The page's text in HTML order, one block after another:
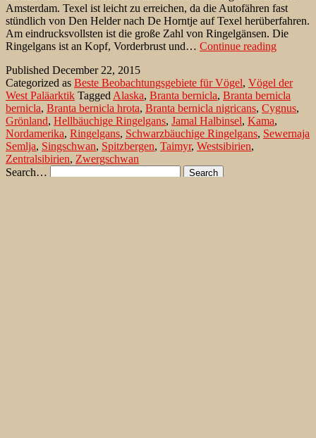
Amsterdam. Texel ist leicht zu erreichen, da die Autofähren fast
stündlich von Den Helder nach De Horntje auf Texel herüberfahren.
Am eindrucksvollsten ist die große Zahl von Ringelgänsen. Die
Ringelgans ist an Kopf, Vorderbrust und… Continue reading
Published December 22, 2015
Categorized as Beste Beobachtungsgebiete für Vögel, Vögel der
West Paläarktik TaggedAlaska, Branta bernicla, Branta bernicla
bernicla, Branta bernicla hrota, Branta bernicla nigricans, Cygnus,
Grönland, Hellbäuchige Ringelgans, Jamal Halbinsel, Kama,
Nordamerika, Ringelgans, Schwarzbäuchige Ringelgans, Sewernaja
Semlja, Singschwan, Spitzbergen, Taimyr, Westsibirien,
Zentralsibirien, Zwergschwan
Search…